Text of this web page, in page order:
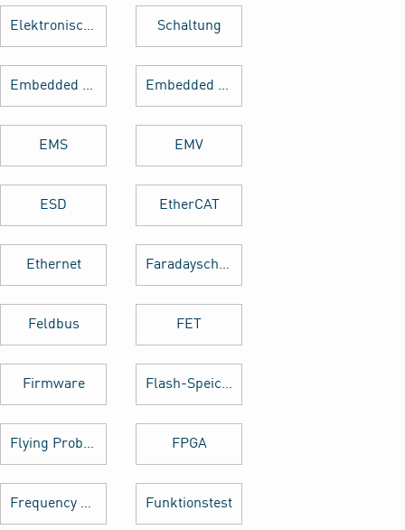
Elektronische Bauteile Schaltung
Embedded Software Embedded System
EMS EMV
ESD EtherCAT
Ethernet Faradayscher Käfig
Feldbus FET
Firmware Flash-Speicher
Flying Probe Test FPGA
Frequency Hopping Funktionstest